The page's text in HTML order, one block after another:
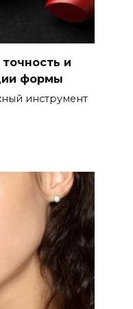
и
формы
инструмент